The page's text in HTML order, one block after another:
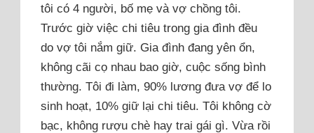
tôi có 4 người, bố mẹ và vợ chồng tôi.
Trước giờ việc chi tiêu trong gia đình đều
do vợ tôi nắm giữ. Gia đình đang yên ổn,
không cãi cọ nhau bao giờ, cuộc sống bình
thường. Tôi đi làm, 90% lương đưa vợ để lo
sinh hoạt, 10% giữ lại chi tiêu. Tôi không cờ
bạc, không rượu chè hay trai gái gì. Vừa rồi